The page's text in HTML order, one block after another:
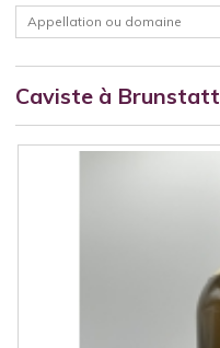
Caviste à Brunstatt